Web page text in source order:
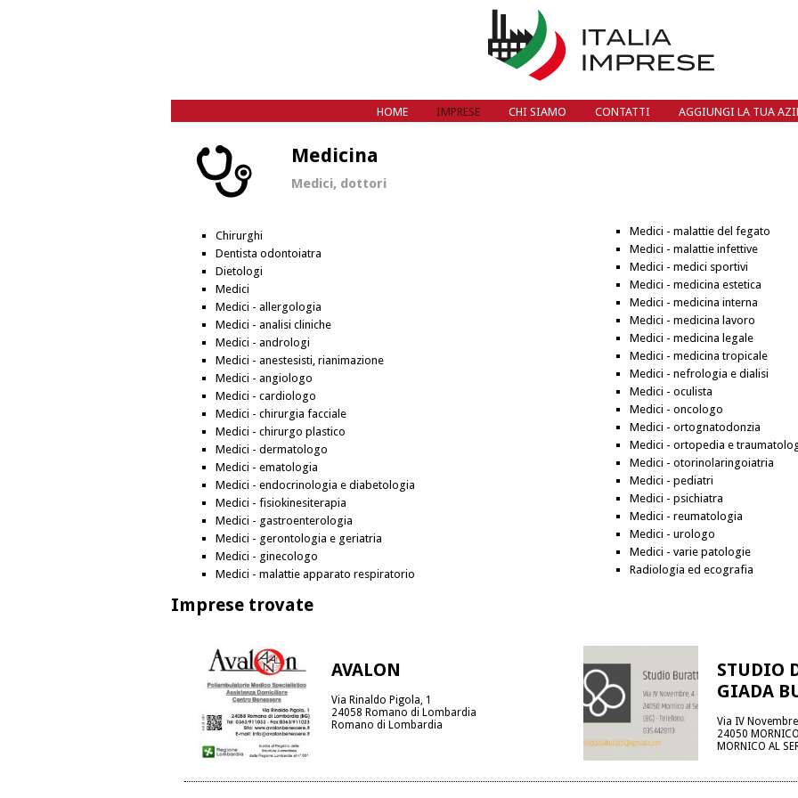
HOME IMPRESE CHI SIAMO CONTATTI AGGIUNGI LA TUA
Medicina
O Medici, dottori
Chirurghi
Dentista odontoiatra
Dietologi
Medici
Medici - allergologia
Medici - analisi cliniche
Medici - andrologi
Medici - anestesisti, rianimazione
Medici - angiologo
Medici - cardiologo
Medici - chirurgia facciale
Medici - chirurgo plastico
Medici - dermatologo
Medici - ematologia
Medici - endocrinologia e diabetologia
Medici - fisiokinesiterapia
Medici - gastroenterologia
Medici - gerontologia e geriatria
Medici - ginecologo
Medici - malattie apparato respiratorio
Medici - malattie del fegato
Medici - malattie infettive
Medici - medici sportivi
Medici - medicina estetica
Medici - medicina interna
Medici - medicina lavoro
Medici - medicina legale
Medici - medicina tropicale
Medici - nefrologia e dialisi
Medici - oculista
Medici - oncologo
Medici - ortognatodonzia
Medici - ortopedia e
Medici - otorinolaringoiatria
Medici - pediatri
Medici - psichiatra
Medici - reumatologia
Medici - urologo
Medici - varie patologie
Radiologia ed ecografia
Imprese trovate
AVALON
Via Rinaldo Pigola, 1
24058 Romano di Lombardia
Romano di Lombardia
STUDIO
GIADA
Via IV
24050
MORNICO AL